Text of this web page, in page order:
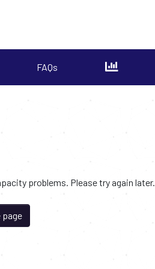
FAQs
problems. Please try again later.
page